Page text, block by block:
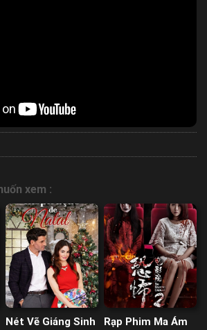
xem :
Nét Vẽ Giáng Sinh Rạp Phim Ma Ám